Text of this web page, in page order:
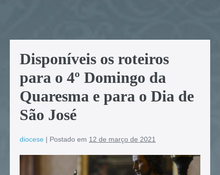
Disponíveis os roteiros
para o 4º Domingo da
Quaresma e para o Dia de
São José
diocese | Postado em 12 de março de 2021